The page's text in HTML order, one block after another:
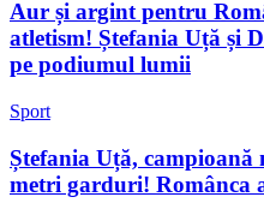
Aur și argint pentru
atletism! Ștefania Uță și
pe podiumul lumii
Sport
Ștefania Uță, campioană
metri garduri! Românca